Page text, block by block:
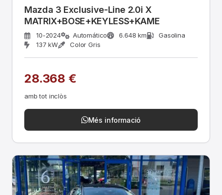
Mazda 3 Exclusive-Line 2.0i X
MATRIX+BOSE+KEYLESS+KAME
10-2024 Automático 6.648 km
Gasolina
137 kW
Color Gris
28.368 €
amb tot inclòs
Més informació